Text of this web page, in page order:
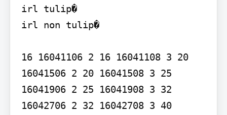
irl tulip�
irl non tulip�
16 16041106 2 16 16041108 3 20
16041506 2 20 16041508 3 25
16041906 2 25 16041908 3 32
16042706 2 32 16042708 3 40